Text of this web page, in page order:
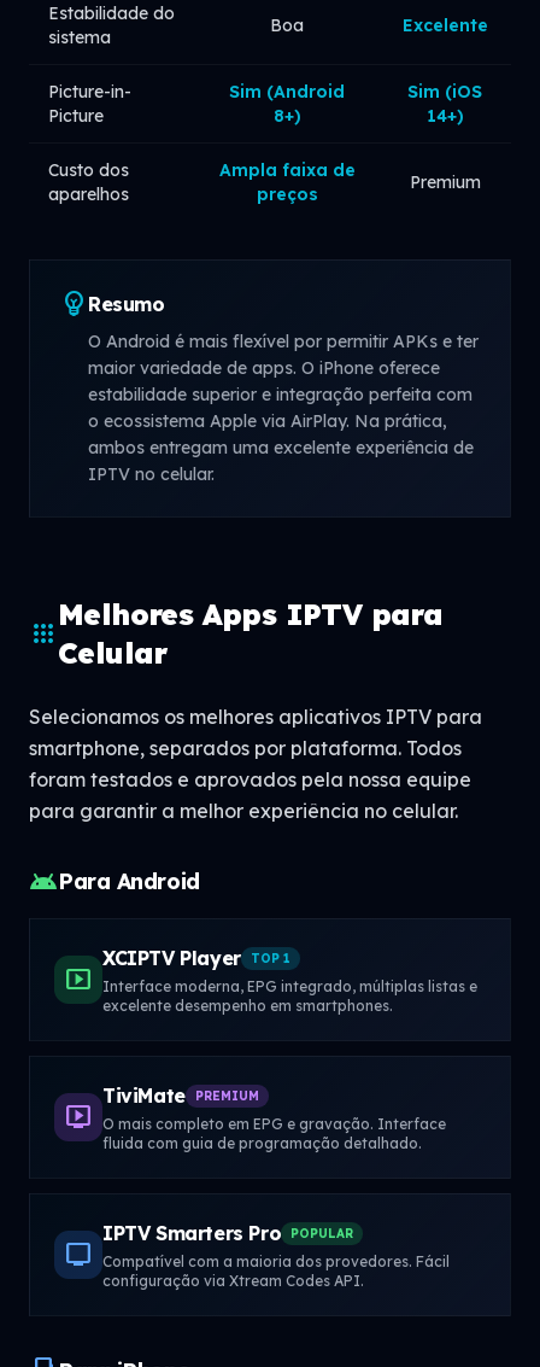
Estabilidade do
sistema
Boa Excelente
Picture-in-
Picture
Sim (Android
8+)
Sim (iOS
14+)
Custo dos
aparelhos
Ampla faixa de
preços
Premium
emoji_objects Resumo
O Android é mais flexível por permitir APKs e ter
maior variedade de apps. O iPhone oferece
estabilidade superior e integração perfeita com
o ecossistema Apple via AirPlay. Na prática,
ambos entregam uma excelente experiência de
IPTV no celular.
apps
Melhores Apps IPTV para
Celular
Selecionamos os melhores aplicativos IPTV para
smartphone, separados por plataforma. Todos
foram testados e aprovados pela nossa equipe
para garantir a melhor experiência no celular.
androidPara Android
smart_display
XCIPTV Player TOP 1
Interface moderna, EPG integrado, múltiplas listas e
excelente desempenho em smartphones.
live_tv
TiviMate PREMIUM
O mais completo em EPG e gravação. Interface
fluida com guia de programação detalhado.
tv
IPTV Smarters Pro POPULAR
Compatível com a maioria dos provedores. Fácil
configuração via Xtream Codes API.